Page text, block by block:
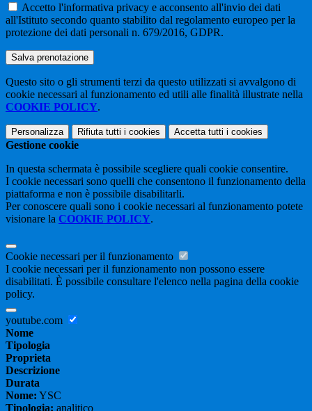
Accetto l'informativa privacy e acconsento all'invio dei dati
all'Istituto secondo quanto stabilito dal regolamento europeo per la
protezione dei dati personali n. 679/2016, GDPR.
Questo sito o gli strumenti terzi da questo utilizzati si avvalgono di
cookie necessari al funzionamento ed utili alle finalità illustrate nella
COOKIE POLICY.
Personalizza Rifiuta tutti i cookies Accetta tutti i cookies
Gestione cookie
In questa schermata è possibile scegliere quali cookie consentire.
I cookie necessari sono quelli che consentono il funzionamento della
piattaforma e non è possibile disabilitarli.
Per conoscere quali sono i cookie necessari al funzionamento potete
visionare la COOKIE POLICY.
Cookie necessari per il funzionamento
I cookie necessari per il funzionamento non possono essere
disabilitati. È possibile consultare l'elenco nella pagina della cookie
policy.
youtube.com
Nome
Tipologia
Proprieta
Descrizione
Durata
Nome: YSC
Tipologia: analitico